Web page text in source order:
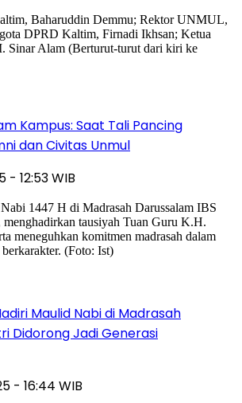
Kampus: Saat Tali Pancing
dan Civitas Unmul
- 12:53 WIB
Maulid Nabi di Madrasah
Didorong Jadi Generasi
- 16:44 WIB